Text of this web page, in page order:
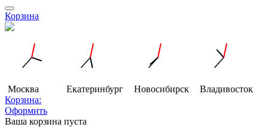
Корзина
Москва Екатеринбург Новосибирск
Владивосток
Корзина:
Оформить
Ваша корзина пуста